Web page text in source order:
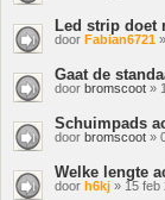
Led strip doet
door Fabian6721
Gaat de
door bromscoot »
Schuimpads
door bromscoot »
Welke lengte
door h6kj » 15 feb